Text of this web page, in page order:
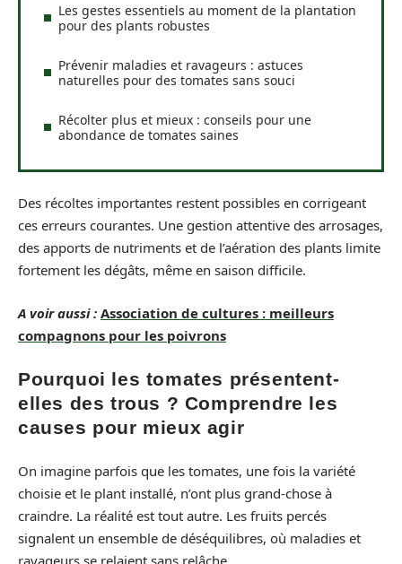
Les gestes essentiels au moment de la plantation
pour des plants robustes
Prévenir maladies et ravageurs : astuces
naturelles pour des tomates sans souci
Récolter plus et mieux : conseils pour une
abondance de tomates saines
Des récoltes importantes restent possibles en corrigeant
ces erreurs courantes. Une gestion attentive des arrosages,
des apports de nutriments et de l’aération des plants limite
fortement les dégâts, même en saison difficile.
A voir aussi : Association de cultures : meilleurs
compagnons pour les poivrons
Pourquoi les tomates présentent-
elles des trous ? Comprendre les
causes pour mieux agir
On imagine parfois que les tomates, une fois la variété
choisie et le plant installé, n’ont plus grand-chose à
craindre. La réalité est tout autre. Les fruits percés
signalent un ensemble de déséquilibres, où maladies et
ravageurs se relaient sans relâche.